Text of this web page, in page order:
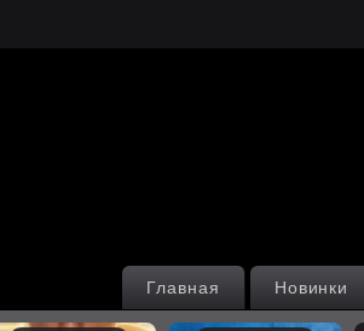
Новинки
Главная